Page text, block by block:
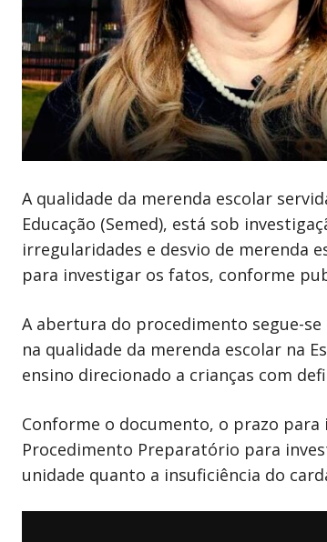
A qualidade da merenda escolar
Educação (Semed), está sob
irregularidades e desvio de merenda
para investigar os fatos, conforme
A abertura do procedimento segue-
na qualidade da merenda escolar na
ensino direcionado a crianças com
Conforme o documento, o prazo
Procedimento Preparatório para
unidade quanto a insuficiência do